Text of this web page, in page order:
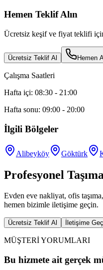
Hemen Teklif Alın
Ücretsiz keşif ve fiyat teklifi
Ücretsiz Teklif Al Hemen
Çalışma Saatleri
Hafta içi: 08:30 - 21:00
Hafta sonu: 09:00 - 20:00
İlgili Bölgeler
Alibeyköy Göktürk
Profesyonel
Evden eve nakliyat, ofis
hemen bizimle iletişime geçin.
Ücretsiz Teklif Al İletişime Geç
MÜŞTERİ YORUMLARI
Bu hizmete ait gerçek